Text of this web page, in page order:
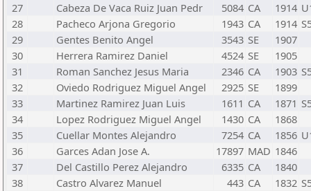
27
Cabeza De Vaca Ruiz Juan Pedr 5084 CA 1914
28
Pacheco Arjona Gregorio 1943 CA 1914
29
Gentes Benito Angel 3543 SE
1907
30
Herrera Ramirez Daniel 4524 SE
1905
31
Roman Sanchez Jesus Maria 2346 CA 1903
32
Oviedo Rodriguez Miguel Angel 2925 SE
1899
33
Martinez Ramirez Juan Luis 1611 CA 1871
34
Lopez Rodriguez Miguel Angel 1430 CA
1868
35
Cuellar Montes Alejandro 7254 CA 1856
36
Garces Adan Jose A. 17897 MAD 1846
37
Del Castillo Perez Alejandro 6335 CA
1840
38
Castro Alvarez Manuel 443 CA 1832